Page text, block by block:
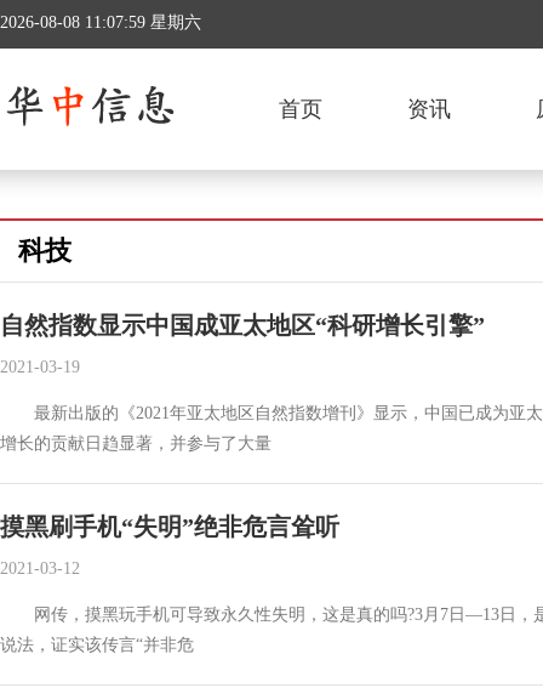
2026-08-08 11:07:59 星期六
首页 资讯
科技
自然指数显示中国成亚太地区“科研增长引擎”
2021-03-19
最新出版的《2021年亚太地区自然指数增刊》显示，中国已成为亚
增长的贡献日趋显著，并参与了大量
摸黑刷手机“失明”绝非危言耸听
2021-03-12
网传，摸黑玩手机可导致永久性失明，这是真的吗?3月7日—13日，
说法，证实该传言“并非危